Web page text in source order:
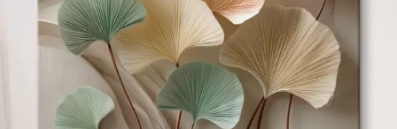
✗Környezetbarát anyag
Prémium
Ft
Élénk, gazdag színek